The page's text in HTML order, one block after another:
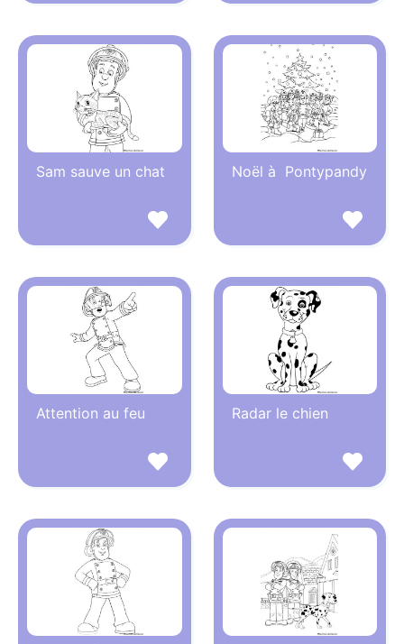
Sam sauve un chat Noël à Pontypandy
Attention au feu Radar le chien